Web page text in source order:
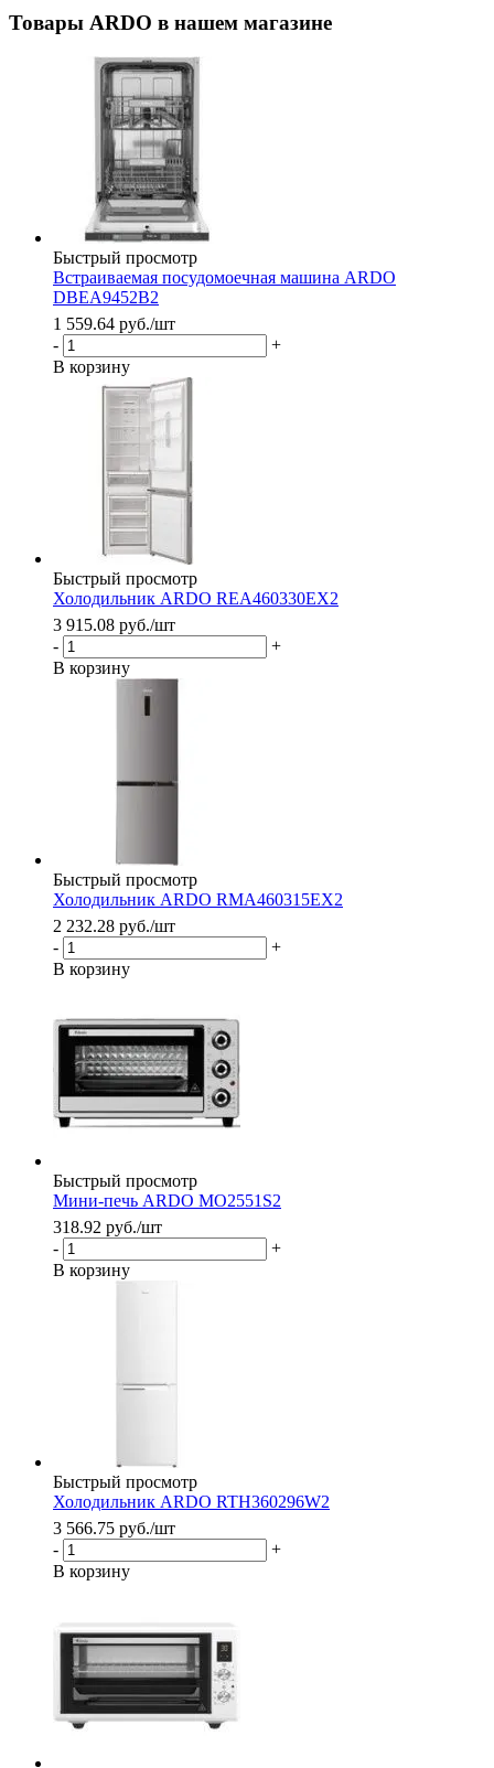
Товары ARDO в нашем магазине
Быстрый просмотр
Встраиваемая посудомоечная машина ARDO
DBEA9452B2
1 559.64 руб./шт
-
+
В корзину
Быстрый просмотр
Холодильник ARDO REA460330EX2
3 915.08 руб./шт
-
+
В корзину
Быстрый просмотр
Холодильник ARDO RMA460315EX2
2 232.28 руб./шт
-
+
В корзину
Быстрый просмотр
Мини-печь ARDO MO2551S2
318.92 руб./шт
-
+
В корзину
Быстрый просмотр
Холодильник ARDO RTH360296W2
3 566.75 руб./шт
-
+
В корзину